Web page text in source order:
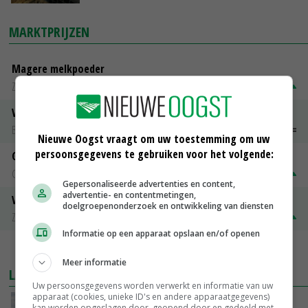
MARKTPRIJZEN
Magere melkpoeder
Zuivel NL
Vleeskuikens 2001-2600 gr
Barneveld
Gerst
Groningen
Volle melkpoeder
Zuivel NL
LAATSTE NIEUWS
Onttrekkingsverboden voor grondwater in
Nieuwe Oogst vraagt om uw toestemming om uw
persoonsgegevens te gebruiken voor het volgende:
Gepersonaliseerde advertenties en content,
advertentie- en contentmetingen,
doelgroepenonderzoek en ontwikkeling van diensten
Informatie op een apparaat opslaan en/of openen
Meer informatie
Uw persoonsgegevens worden verwerkt en informatie van uw
apparaat (cookies, unieke ID's en andere apparaatgegevens)